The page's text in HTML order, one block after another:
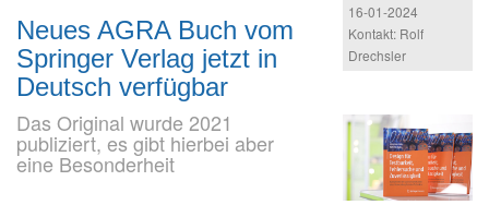
Neues AGRA Buch vom
Springer Verlag jetzt in
Deutsch verfügbar
Das Original wurde 2021
publiziert, es gibt hierbei aber
eine Besonderheit
16-01-2024
Kontakt: Rolf
Drechsler